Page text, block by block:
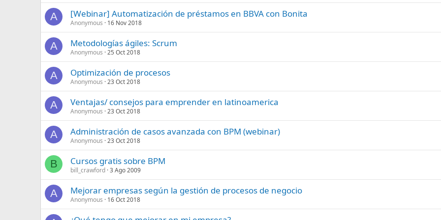
A [Webinar] Automatización de préstamos en BBVA con Bonita
Anonymous 16 Nov 2018
A Metodologías ágiles: Scrum
Anonymous 25 Oct 2018
A Optimización de procesos
Anonymous 23 Oct 2018
A Ventajas/ consejos para emprender en latinoamerica
Anonymous 23 Oct 2018
A Administración de casos avanzada con BPM (webinar)
Anonymous 23 Oct 2018
B Cursos gratis sobre BPM
bill_crawford 3 Ago 2009
A Mejorar empresas según la gestión de procesos de negocio
Anonymous 16 Oct 2018